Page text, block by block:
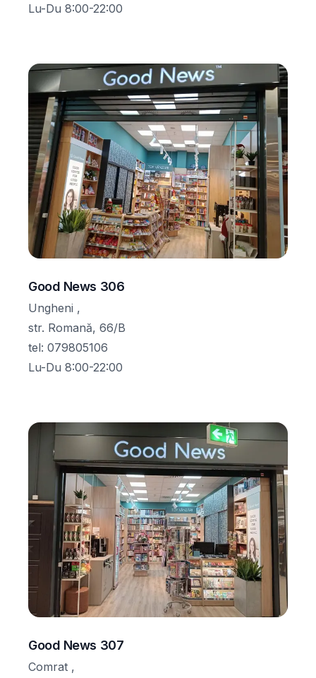
Lu-Du 8:00-22:00
Good News 306
Ungheni ,
str. Romană, 66/B
tel: 079805106
Lu-Du 8:00-22:00
Good News 307
Comrat ,